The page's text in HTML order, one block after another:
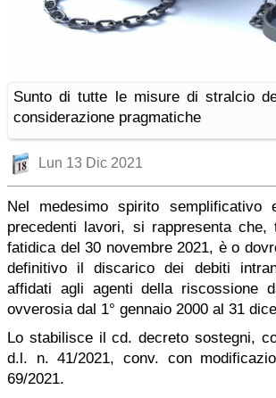
Sunto di tutte le misure di stralcio
considerazione pragmatiche
Lun 13 Dic 2021
Nel medesimo spirito semplificativo
precedenti lavori, si rappresenta che,
fatidica del 30 novembre 2021, è o
definitivo il discarico dei debiti
affidati agli agenti della riscossione
ovverosia dal 1° gennaio 2000 al 31
Lo stabilisce il cd. decreto sostegni,
d.l. n. 41/2021, conv. con
69/2021.